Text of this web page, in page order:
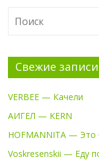
Свежие записи
VERBEE — Качели
АИГЕЛ — KERN
HOFMANNITA —
Voskresenskii — Еду